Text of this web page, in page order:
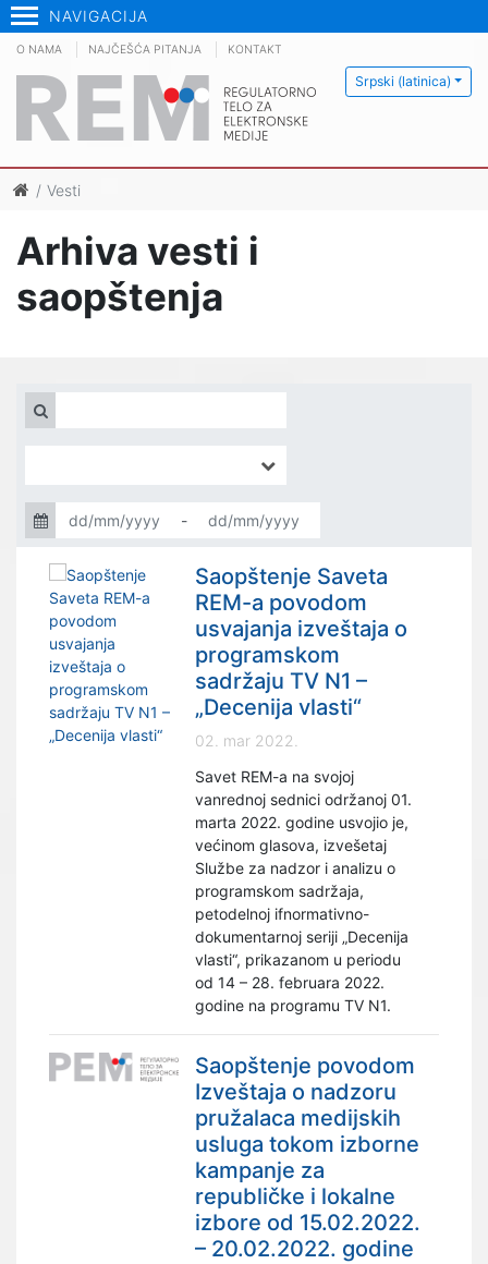
NAVIGACIJA
Srpski (latinica)
O NAMA NAJČEŠĆA PITANJA KONTAKT
Vesti
Arhiva vesti i
saopštenja
-
Saopštenje Saveta
REM-a povodom
usvajanja izveštaja o
programskom
sadržaju TV N1 –
„Decenija vlasti“
02. mar 2022.
Savet REM-a na svojoj
vanrednoj sednici održanoj 01.
marta 2022. godine usvojio je,
većinom glasova, izvešetaj
Službe za nadzor i analizu o
programskom sadržaja,
petodelnoj ifnormativno-
dokumentarnoj seriji „Decenija
vlasti“, prikazanom u periodu
od 14 – 28. februara 2022.
godine na programu TV N1.
Saopštenje povodom
Izveštaja o nadzoru
pružalaca medijskih
usluga tokom izborne
kampanje za
republičke i lokalne
izbore od 15.02.2022.
– 20.02.2022. godine